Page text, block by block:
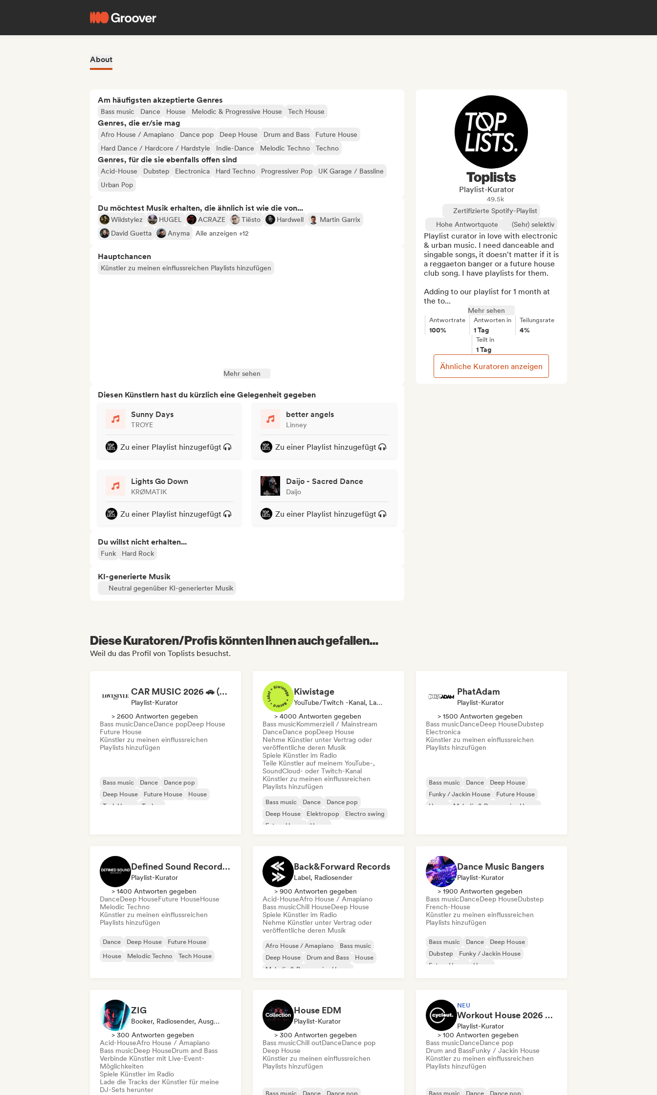
About
Am häufigsten akzeptierte Genres
Bass music Dance House Melodic & Progressive House Tech House
Genres, die er/sie mag
Afro House / Amapiano Dance pop Deep House Drum and Bass
Future House
Hard Dance / Hardcore / Hardstyle
Indie-Dance Melodic Techno Techno
Genres, für die sie ebenfalls offen sind
Acid-House Dubstep Electronica Hard Techno Progressiver Pop
UK Garage / Bassline
Urban Pop
Du möchtest Musik erhalten, die ähnlich ist wie die von...
Wildstylez HUGEL ACRAZE Tiësto Hardwell
Martin Garrix
David Guetta
Anyma Alle anzeigen +12
Hauptchancen
Künstler zu meinen einflussreichen Playlists hinzufügen
Mehr sehen
Diesen Künstlern hast du kürzlich eine Gelegenheit gegeben
Sunny Days
TROYE
Zu einer Playlist hinzugefügt
better angels
Linney
Zu einer Playlist hinzugefügt
Lights Go Down
KRØMATIK
Zu einer Playlist hinzugefügt
Daijo - Sacred Dance
Daijo
Zu einer Playlist hinzugefügt
Du willst nicht erhalten...
Funk Hard Rock
KI-generierte Musik
Neutral gegenüber KI-generierter Musik
Toplists
Playlist-Kurator
49.5k
Zertifizierte Spotify-Playlist
Hohe Antwortquote
(Sehr) selektiv
Playlist curator in love with electronic
& urban music. I need danceable and
singable songs, it doesn't matter if it is
a reggaeton banger or a future house
club song. I have playlists for them.
Adding to our playlist for 1 month at
the to...
Mehr sehen
Antwortrate
100%
Antworten in
1 Tag
Teilungsrate
4%
Teilt in
1 Tag
Ähnliche Kuratoren anzeigen
Diese Kuratoren/Profis könnten Ihnen auch gefallen...
Weil du das Profil von Toplists besuchst.
CAR MUSIC 2026 🚗 (by Lovestyle Records)
Playlist-Kurator
> 2600 Antworten gegeben
Bass musicDanceDance popDeep House
Future House
Künstler zu meinen einflussreichen
Playlists hinzufügen
Bass music Dance
Dance pop
Deep House
Future House
House
Tech House
Techno
Kiwistage
YouTube/Twitch -Kanal, Label, Playlist-Kurator, Radiosender
> 4000 Antworten gegeben
Bass musicKommerziell / Mainstream
DanceDance popDeep House
Nehme Künstler unter Vertrag oder
veröffentliche deren Musik
Spiele Künstler im Radio
Teile Künstler auf meinem YouTube-,
SoundCloud- oder Twitch-Kanal
Künstler zu meinen einflussreichen
Playlists hinzufügen
Bass music Dance
Dance pop
Deep House
Elektropop
Electro swing
Future House
House
PhatAdam
Playlist-Kurator
> 1500 Antworten gegeben
Bass musicDanceDeep HouseDubstep
Electronica
Künstler zu meinen einflussreichen
Playlists hinzufügen
Bass music Dance
Deep House
Funky / Jackin House
Future House
House
Melodic & Progressive House
Defined Sound Records: House, Melodic Techno and EDM - Playlists Curated by DJ Nick Proof
Playlist-Kurator
> 1400 Antworten gegeben
DanceDeep HouseFuture HouseHouse
Melodic Techno
Künstler zu meinen einflussreichen
Playlists hinzufügen
Dance Deep House
Future House
House
Melodic Techno Tech House
Back&Forward Records
Label, Radiosender
> 900 Antworten gegeben
Acid-HouseAfro House / Amapiano
Bass musicChill HouseDeep House
Spiele Künstler im Radio
Nehme Künstler unter Vertrag oder
veröffentliche deren Musik
Afro House / Amapiano
Bass music
Deep House
Drum and Bass
House
Melodic & Progressive House
Dance Music Bangers
Playlist-Kurator
> 1900 Antworten gegeben
Bass musicDanceDeep HouseDubstep
French-House
Künstler zu meinen einflussreichen
Playlists hinzufügen
Bass music Dance
Deep House
Dubstep
Funky / Jackin House
Future House
House
ZIG
Booker, Radiosender, Ausgewählte DJs
> 300 Antworten gegeben
Acid-HouseAfro House / Amapiano
Bass musicDeep HouseDrum and Bass
Verbinde Künstler mit Live-Event-
Möglichkeiten
Spiele Künstler im Radio
Lade die Tracks der Künstler für meine
DJ-Sets herunter
House EDM
Playlist-Kurator
> 300 Antworten gegeben
Bass musicChill outDanceDance pop
Deep House
Künstler zu meinen einflussreichen
Playlists hinzufügen
Bass music Dance Dance pop
NEU
Workout House 2026 💪 by Cyclout Records
Playlist-Kurator
> 100 Antworten gegeben
Bass musicDanceDance pop
Drum and BassFunky / Jackin House
Künstler zu meinen einflussreichen
Playlists hinzufügen
Bass music Dance Dance pop